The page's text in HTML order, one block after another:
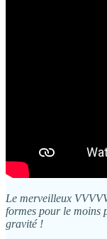
Le merveilleux
formes pour le moins
gravité !